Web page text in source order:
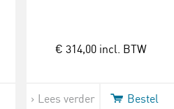
€ 314,00 incl. BTW
Lees verder Bestel